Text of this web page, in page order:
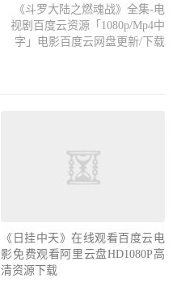
《斗罗大陆之燃魂战》全集-电
视剧百度云资源「1080p/Mp4中
字」电影百度云网盘更新/下载
《日挂中天》在线观看百度云电
影免费观看阿里云盘HD1080P高
清资源下载